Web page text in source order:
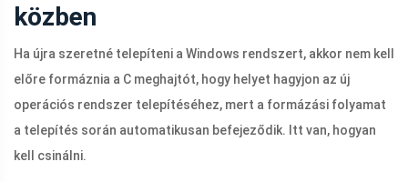
közben
Ha újra szeretné telepíteni a Windows rendszert, akkor nem kell
előre formáznia a C meghajtót, hogy helyet hagyjon az új
operációs rendszer telepítéséhez, mert a formázási folyamat
a telepítés során automatikusan befejeződik. Itt van, hogyan
kell csinálni.